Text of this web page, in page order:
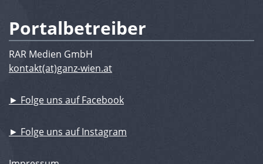
Portalbetreiber
RAR Medien GmbH
kontakt(at)ganz-wien.at
► Folge uns auf Facebook
► Folge uns auf Instagram